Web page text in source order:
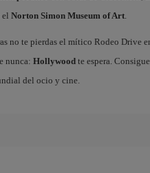
el Norton Simon Museum of Art.
no te pierdas el mítico Rodeo Drive
nunca: Hollywoodte espera.
del ocio y cine.